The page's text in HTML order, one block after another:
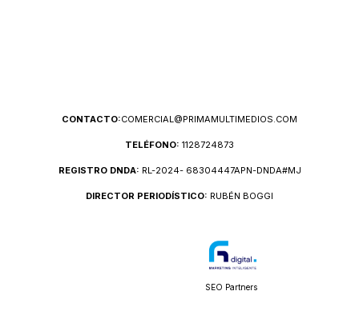
CONTACTO:COMERCIAL@PRIMAMULTIMEDIOS.COM
TELÉFONO: 1128724873
REGISTRO DNDA: RL-2024- 68304447APN-DNDA#MJ
DIRECTOR PERIODÍSTICO: RUBÉN BOGGI
SEO Partners